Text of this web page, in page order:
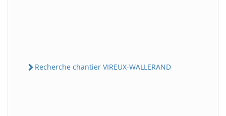
Recherche chantier VIREUX-WALLERAND